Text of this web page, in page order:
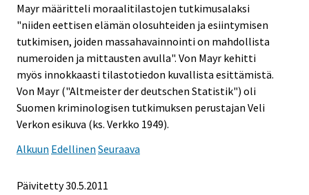
Mayr määritteli moraalitilastojen tutkimusalaksi
"niiden eettisen elämän olosuhteiden ja esiintymisen
tutkimisen, joiden massahavainnointi on mahdollista
numeroiden ja mittausten avulla". Von Mayr kehitti
myös innokkaasti tilastotiedon kuvallista esittämistä.
Von Mayr ("Altmeister der deutschen Statistik") oli
Suomen kriminologisen tutkimuksen perustajan Veli
Verkon esikuva (ks. Verkko 1949).
Alkuun Edellinen Seuraava
Päivitetty 30.5.2011